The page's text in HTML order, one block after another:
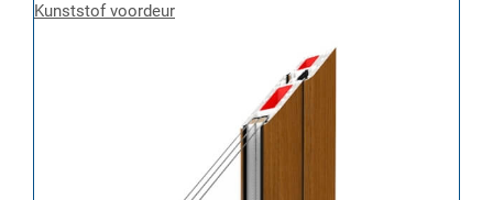
Kunststof voordeur